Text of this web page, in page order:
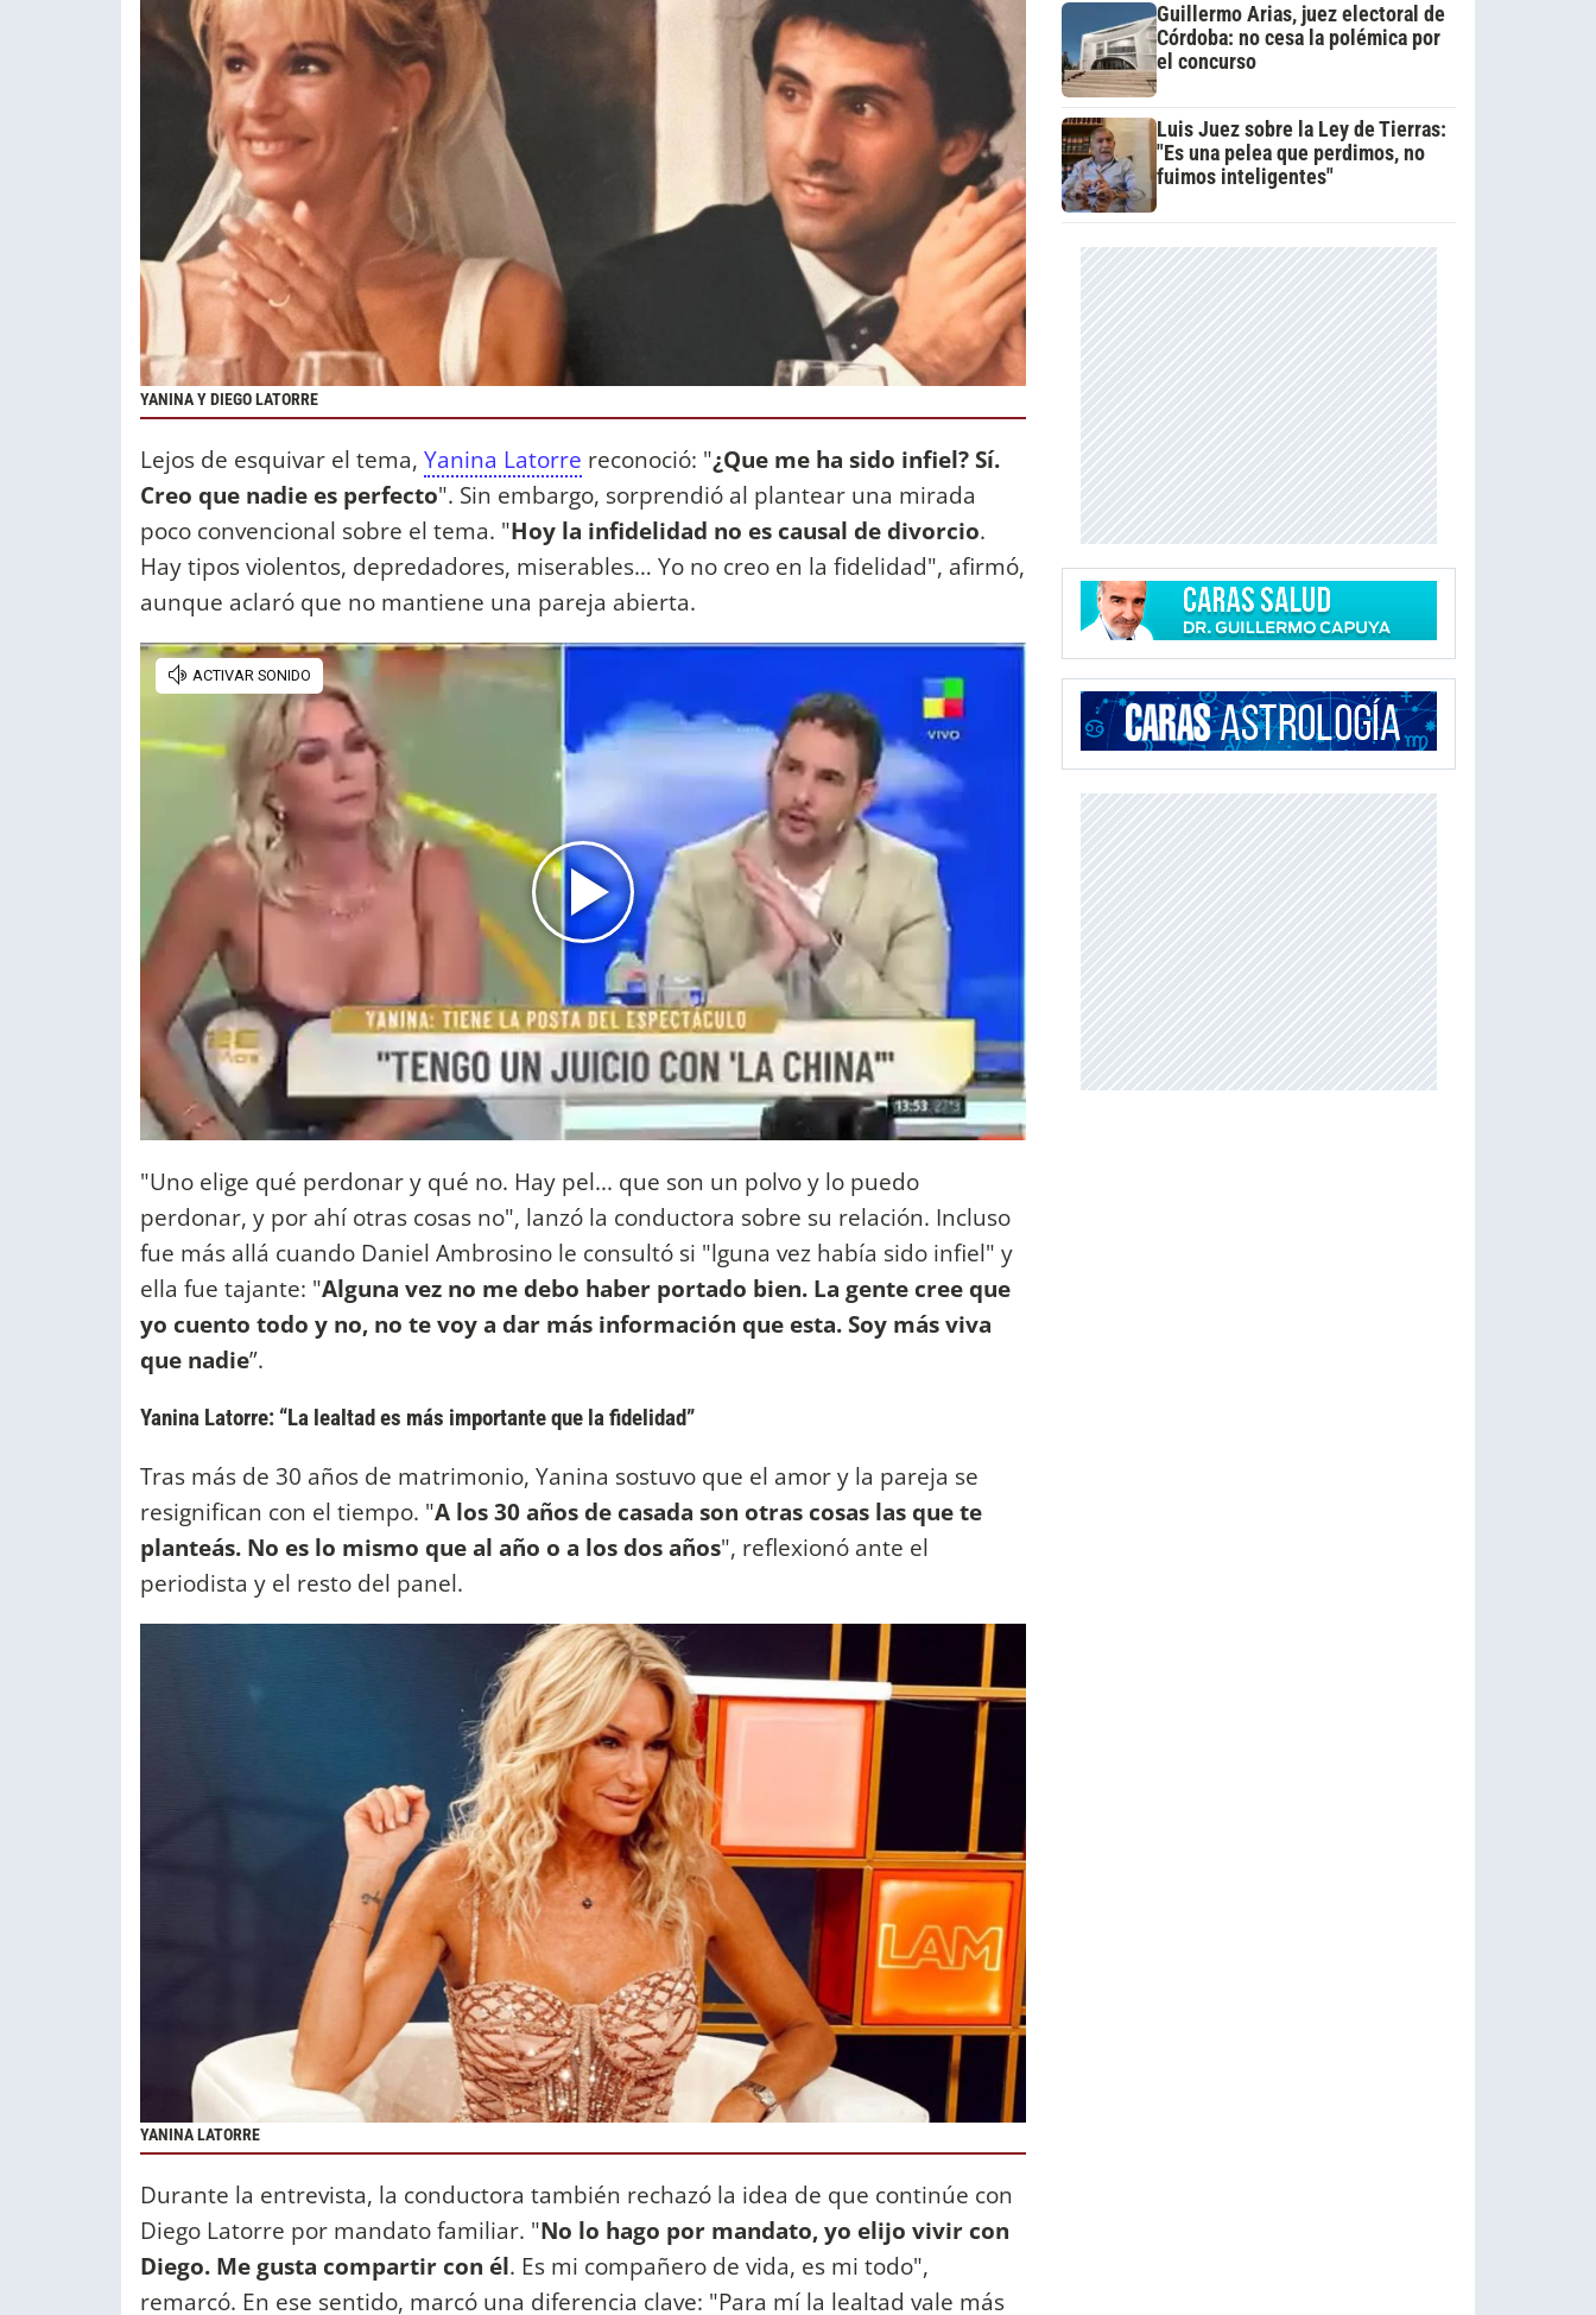
YANINA Y DIEGO LATORRE
Lejos de esquivar el tema, Yanina Latorre reconoció: "¿Que me ha sido infiel? Sí.
Creo que nadie es perfecto". Sin embargo, sorprendió al plantear una mirada
poco convencional sobre el tema. "Hoy la infidelidad no es causal de divorcio.
Hay tipos violentos, depredadores, miserables… Yo no creo en la fidelidad", afirmó,
aunque aclaró que no mantiene una pareja abierta.
"Uno elige qué perdonar y qué no. Hay pel... que son un polvo y lo puedo
perdonar, y por ahí otras cosas no", lanzó la conductora sobre su relación. Incluso
fue más allá cuando Daniel Ambrosino le consultó si "lguna vez había sido infiel" y
ella fue tajante: "Alguna vez no me debo haber portado bien. La gente cree que
yo cuento todo y no, no te voy a dar más información que esta. Soy más viva
que nadie”.
Yanina Latorre: “La lealtad es más importante que la fidelidad”
Tras más de 30 años de matrimonio, Yanina sostuvo que el amor y la pareja se
resignifican con el tiempo. "A los 30 años de casada son otras cosas las que te
planteás. No es lo mismo que al año o a los dos años", reflexionó ante el
periodista y el resto del panel.
YANINA LATORRE
Durante la entrevista, la conductora también rechazó la idea de que continúe con
Diego Latorre por mandato familiar. "No lo hago por mandato, yo elijo vivir con
Diego. Me gusta compartir con él. Es mi compañero de vida, es mi todo",
remarcó. En ese sentido, marcó una diferencia clave: "Para mí la lealtad vale más
Guillermo Arias, juez electoral de
Córdoba: no cesa la polémica por
el concurso
Luis Juez sobre la Ley de Tierras:
"Es una pelea que perdimos, no
fuimos inteligentes"